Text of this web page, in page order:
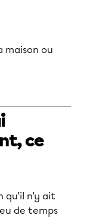
maison ou
ce
qu’il n’y ait
de temps